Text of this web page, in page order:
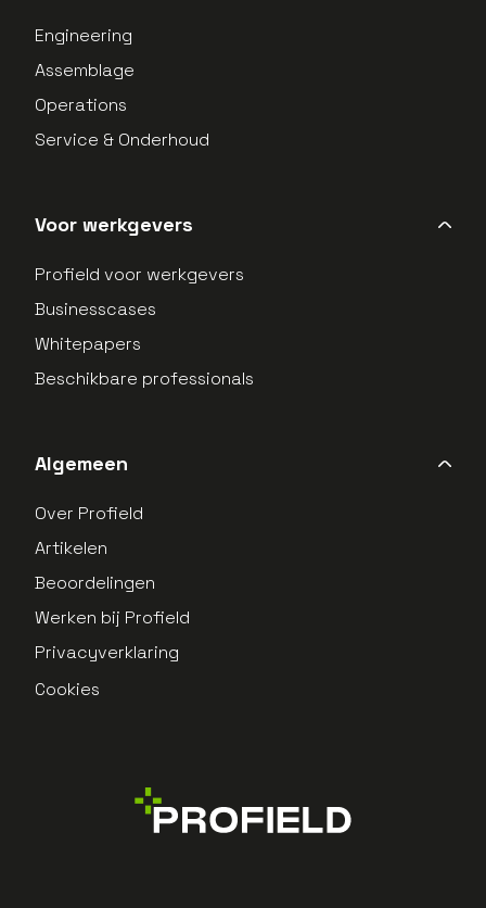
Engineering
Assemblage
Operations
Service & Onderhoud
Voor werkgevers
Profield voor werkgevers
Businesscases
Whitepapers
Beschikbare professionals
Algemeen
Over Profield
Artikelen
Beoordelingen
Werken bij Profield
Privacyverklaring
Cookies